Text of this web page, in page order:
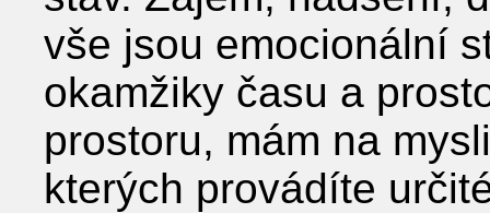
vše jsou emocionální
okamžiky času a
prostoru, mám na
kterých provádíte